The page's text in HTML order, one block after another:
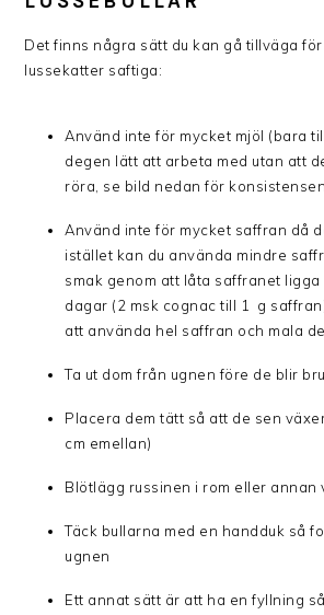
Det finns några sätt du kan gå tillväga
lussekatter saftiga:
Använd inte för mycket mjöl (bara
degen lätt att arbeta med utan att
röra, se bild nedan för
Använd inte för mycket saffran då
istället kan du använda mindre
smak genom att låta saffranet
dagar (2 msk cognac till 1 g
att använda hel saffran och mala
Ta ut dom från ugnen före de blir
Placera dem tätt så att de sen
cm emellan)
Blötlägg russinen i rom eller annan
Täck bullarna med en handduk så
ugnen
Ett annat sätt är att ha en fyllning